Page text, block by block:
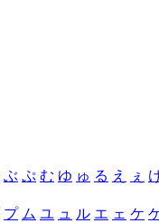
ぶ ぷ む ゆ ゅ る え ぇ
プ ム ユ ュ ル エ ェ ケ